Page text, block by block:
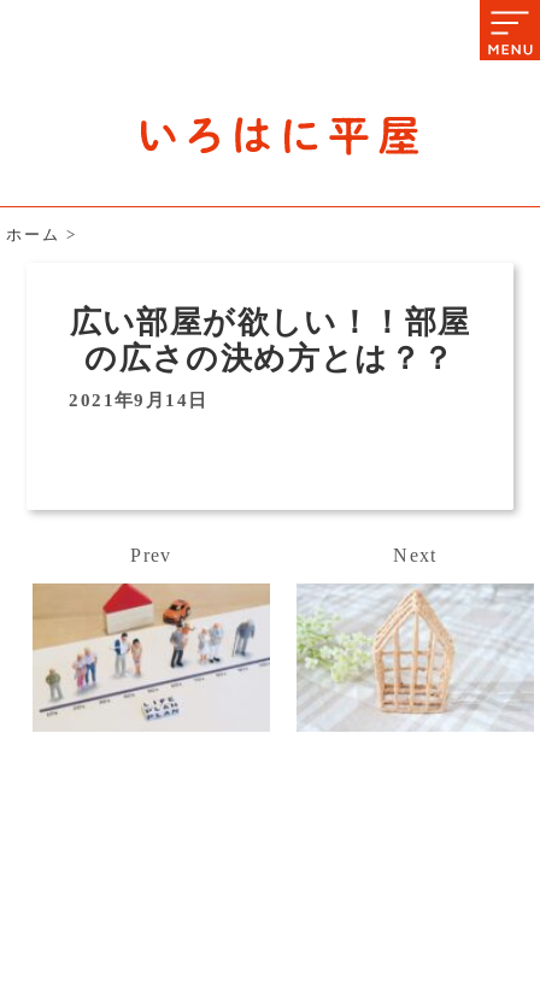
ホーム >
広い部屋が欲しい！！部屋
の広さの決め方とは？？
2021年9月14日
Prev Next